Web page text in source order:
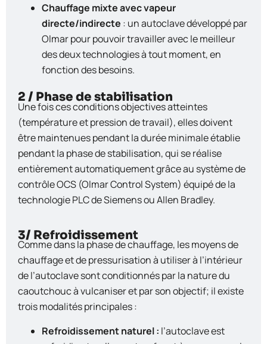
Chauffage mixte avec vapeur
directe/indirecte : un autoclave développé par
Olmar pour pouvoir travailler avec le meilleur
des deux technologies à tout moment, en
fonction des besoins.
2 / Phase de stabilisation
Une fois ces conditions objectives atteintes
(température et pression de travail), elles doivent
être maintenues pendant la durée minimale établie
pendant la phase de stabilisation, qui se réalise
entièrement automatiquement grâce au système de
contrôle OCS (Olmar Control System) équipé de la
technologie PLC de Siemens ou Allen Bradley.
3/ Refroidissement
Comme dans la phase de chauffage, les moyens de
chauffage et de pressurisation à utiliser à l’intérieur
de l’autoclave sont conditionnés par la nature du
caoutchouc à vulcaniser et par son objectif; il existe
trois modalités principales :
Refroidissement naturel : l’autoclave est